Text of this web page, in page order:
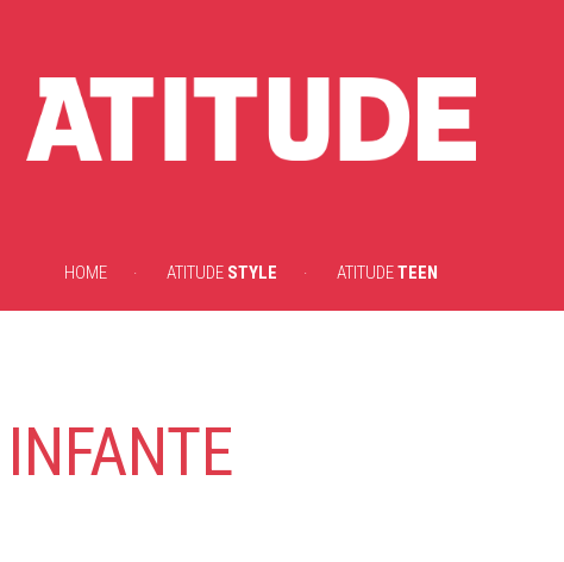
HOME ATITUDE STYLE ATITUDETEEN